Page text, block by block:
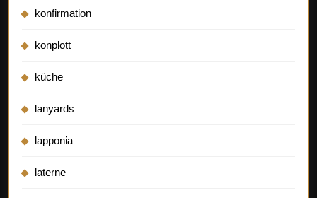
konfirmation
konplott
küche
lanyards
lapponia
laterne